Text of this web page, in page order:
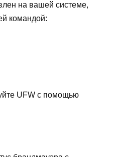
на вашей системе,
командой:
UFW с помощью